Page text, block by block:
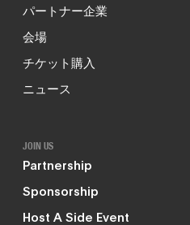
パートナー企業
会場
チケット購入
ニュース
JOIN US
Partnership
Sponsorship
Host A Side Event